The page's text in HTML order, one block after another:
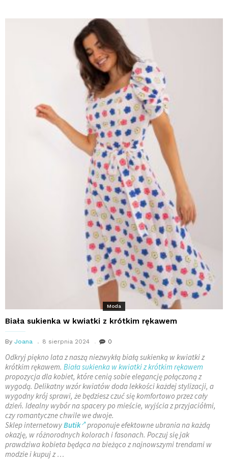
Moda
Biała sukienka w kwiatki z krótkim rękawem
By Joana 8 sierpnia 2024 0
Odkryj piękno lata z naszą niezwykłą białą sukienką w kwiatki z
krótkim rękawem. Biała sukienka w kwiatki z krótkim rękawem
propozycja dla kobiet, które cenią sobie elegancję połączoną z
wygodą. Delikatny wzór kwiatów doda lekkości każdej stylizacji, a
wygodny krój sprawi, że będziesz czuć się komfortowo przez cały
dzień. Idealny wybór na spacery po mieście, wyjścia z przyjaciółmi,
czy romantyczne chwile we dwoje.
Sklep internetowyButik proponuje efektowne ubraniana każdą
okazję, w różnorodnych kolorach i fasonach. Poczuj się jak
prawdziwa kobieta będąca na bieżąco z najnowszymi trendami w
modzie i kupuj z …